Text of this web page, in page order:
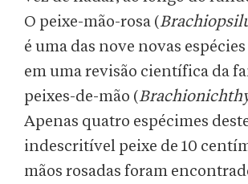
O peixe-mão-rosa (
é uma das nove novas
em uma revisão científica da
peixes-de-mão (
Apenas quatro espécimes
indescritível peixe de 10
mãos rosadas foram